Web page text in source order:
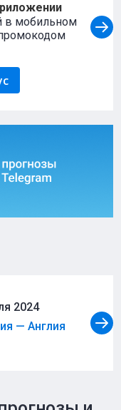
в мобильном
2024
— Англия